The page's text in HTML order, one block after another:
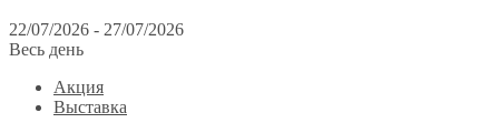
22/07/2026 - 27/07/2026
Весь день
Акция
Выставка